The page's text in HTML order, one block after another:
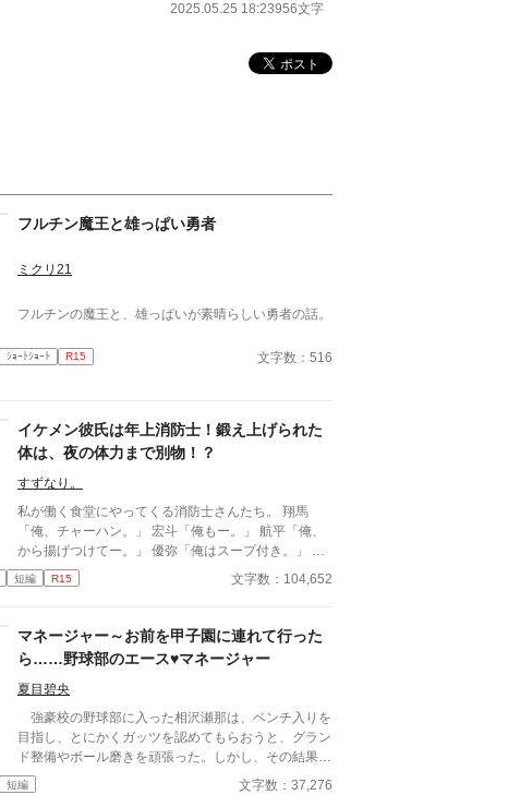
2025.05.25 18:23956文字
フルチン魔王と雄っぱい勇者
ミクリ21
フルチンの魔王と、雄っぱいが素晴らしい勇者の話。
ｼｮｰﾄｼｮｰﾄ R15 文字数：516
イケメン彼氏は年上消防士！鍛え上げられた
体は、夜の体力まで別物！？
すずなり。
私が働く食堂にやってくる消防士さんたち。 翔馬
「俺、チャーハン。」 宏斗「俺もー。」 航平「俺、
から揚げつけてー。」 優弥「俺はスープ付き。」 み
んなガタイがよく、男前。 ひなた「はーいっ。ちょ
っと待ってくださいねーっ。」 慌ただしい昼時を過
なきゃいけないところがある。 ひなた「すみませー
ん、子供のお迎えにきましたー。」 保育園に迎えに
行かなきゃいけない子、『太陽』。 私は子供と一緒
に・・・暮らしてる。 ーーーーーーーーーーーーー
ーーー 翔馬「おいおい嘘だろ？」 宏斗「子供・・・
いたんだ・・。」 航平「いくつん時の子だ
よ・・・・。」 優弥「マジか・・・。」 消防署で開
かれたお祭りに連れて行った太陽。 太陽の存在を知
った一人の消防士さんが・・・私に言った。 「俺は
短編 R15 文字数：104,652
マネージャー～お前を甲子園に連れて行った
ら……野球部のエース♥マネージャー
夏目碧央
強豪校の野球部に入った相沢瀬那は、ベンチ入りを
目指し、とにかくガッツを認めてもらおうと、グラン
ド整備やボール磨きを頑張った。しかし、その結果は
「マネージャーにならないか？」という監督からの言
葉。瀬那は葛藤の末、マネージャーに転身する。
短編 文字数：37,276